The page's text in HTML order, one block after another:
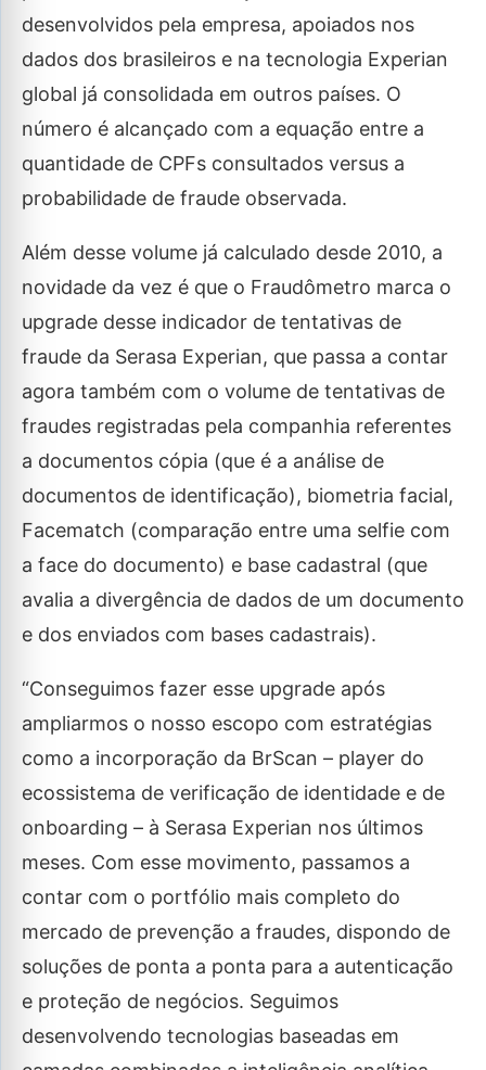
desenvolvidos pela empresa, apoiados nos
dados dos brasileiros e na tecnologia Experian
global já consolidada em outros países. O
número é alcançado com a equação entre a
quantidade de CPFs consultados versus a
probabilidade de fraude observada.
Além desse volume já calculado desde 2010, a
novidade da vez é que o Fraudômetro marca o
upgrade desse indicador de tentativas de
fraude da Serasa Experian, que passa a contar
agora também com o volume de tentativas de
fraudes registradas pela companhia referentes
a documentos cópia (que é a análise de
documentos de identificação), biometria facial,
Facematch (comparação entre uma selfie com
a face do documento) e base cadastral (que
avalia a divergência de dados de um documento
e dos enviados com bases cadastrais).
“Conseguimos fazer esse upgrade após
ampliarmos o nosso escopo com estratégias
como a incorporação da BrScan – player do
ecossistema de verificação de identidade e de
onboarding – à Serasa Experian nos últimos
meses. Com esse movimento, passamos a
contar com o portfólio mais completo do
mercado de prevenção a fraudes, dispondo de
soluções de ponta a ponta para a autenticação
e proteção de negócios. Seguimos
desenvolvendo tecnologias baseadas em